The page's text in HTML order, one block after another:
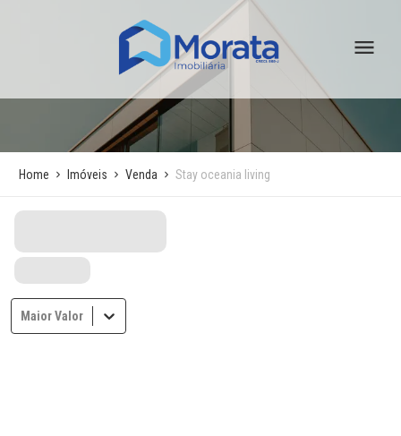
Home Imóveis Venda Stay oceania living
Maior Valor